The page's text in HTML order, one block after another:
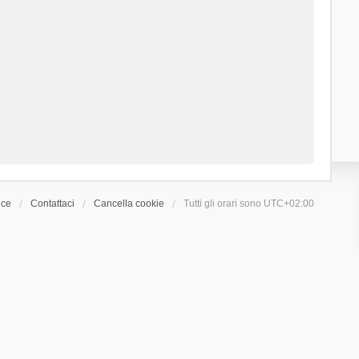
Contattaci Cancella cookie Tutti gli orari sono UTC+02:00